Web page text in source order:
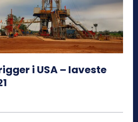
i USA – laveste